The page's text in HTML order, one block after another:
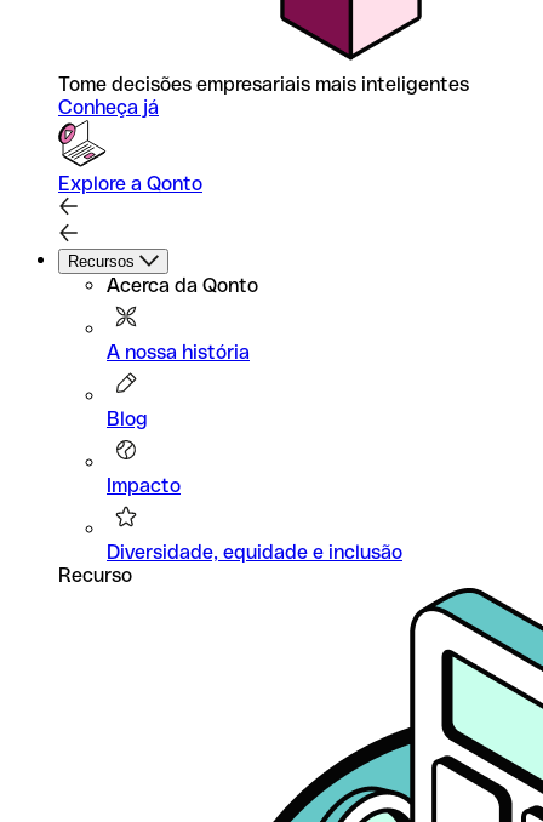
Tome decisões empresariais mais inteligentes
Conheça já
Explore a Qonto
Recursos
Acerca da Qonto
A nossa história
Blog
Impacto
Diversidade, equidade e inclusão
Recurso